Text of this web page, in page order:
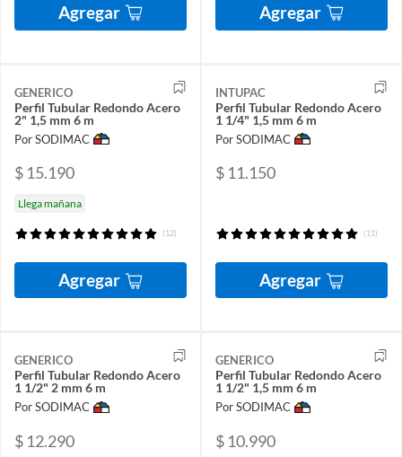
Agregar Agregar
GENERICO
Perfil Tubular Redondo Acero
2" 1,5 mm 6 m
Por SODIMAC
$ 15.190
Llega mañana
(12)
Agregar
INTUPAC
Perfil Tubular Redondo Acero
1 1/4" 1,5 mm 6 m
Por SODIMAC
$ 11.150
(11)
Agregar
GENERICO
Perfil Tubular Redondo Acero
1 1/2" 2 mm 6 m
Por SODIMAC
$ 12.290
GENERICO
Perfil Tubular Redondo Acero
1 1/2" 1,5 mm 6 m
Por SODIMAC
$ 10.990